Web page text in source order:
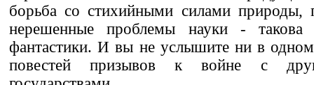
борьба со стихийными силами природы,
нерешенные проблемы науки - такова
фантастики. И вы не услышите ни в
повестей призывов к войне с